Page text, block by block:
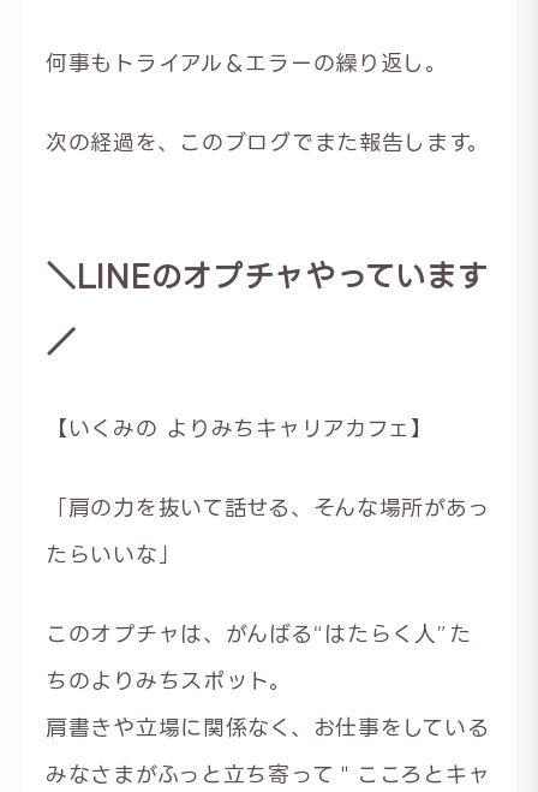
何事もトライアル＆エラーの繰り返し。
次の経過を、このブログでまた報告します。
＼LINEのオプチャやっています
／
【いくみの よりみちキャリアカフェ】
「肩の力を抜いて話せる、そんな場所があっ
たらいいな」
このオプチャは、がんばる“はたらく人”た
ちのよりみちスポット。
肩書きや立場に関係なく、お仕事をしている
みなさまがふっと立ち寄って＂こころとキャ